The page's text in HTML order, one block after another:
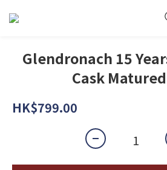
Glendronach 15
Cask
HK$799.00